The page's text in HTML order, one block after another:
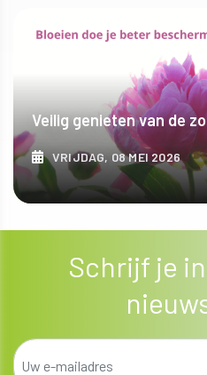
Veilig genieten van de
VRIJDAG, 08 MEI 2026
Schrijf je